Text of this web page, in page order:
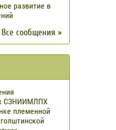
развитие в
Все сообщения »
СЗНИИМЛПХ
племенной